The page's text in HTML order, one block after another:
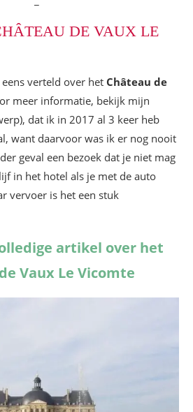
DE VAUX LE
verteld over het Château de
meer informatie, bekijk mijn
dat ik in 2017 al 3 keer heb
want daarvoor was ik er nog nooit
geval een bezoek dat je niet mag
in het hotel als je met de auto
vervoer is het een stuk
artikel over het
Vaux Le Vicomte